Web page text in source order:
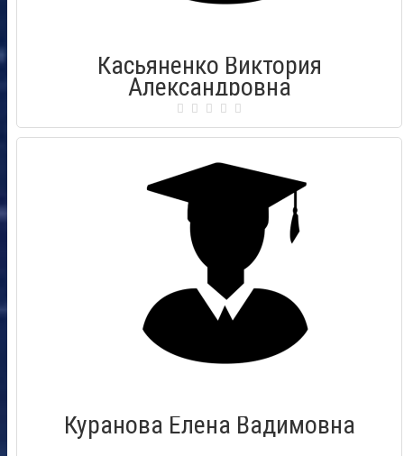
Касьяненко Виктория
Александровна
Сертификат: 000243
Дата выдачи: 13.03.2010
Куранова Елена Вадимовна